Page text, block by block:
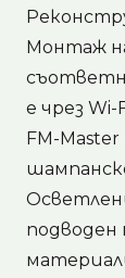
Монтаж
е чрез
FM-